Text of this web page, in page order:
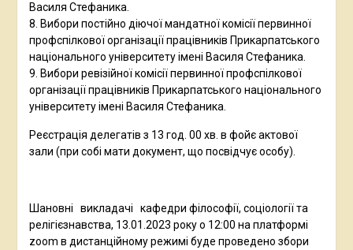
Василя Стефаника.
8. Вибори постійно діючої мандатної комісії первинної
профспілкової організації працівників Прикарпатського
національного університету імені Василя Стефаника.
9. Вибори ревізійної комісії первинної профспілкової
організації працівників Прикарпатського національного
університету імені Василя Стефаника.
Реєстрація делегатів з 13 год. 00 хв. в фойє актової
зали (при собі мати документ, що посвідчує особу).
Шановні викладачі кафедри філософії, соціології та
релігієзнавства, 13.01.2023 року о 12:00 на платформі
zoom в дистанційному режимі буде проведено збори